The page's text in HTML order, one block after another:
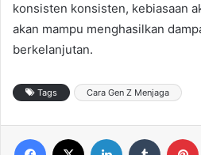
konsisten konsisten, kebiasaan
akan mampu menghasilkan
berkelanjutan.
Tags Cara Gen Z Menjaga